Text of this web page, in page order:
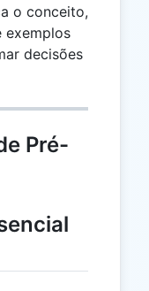
o conceito,
exemplos
decisões
Pré-